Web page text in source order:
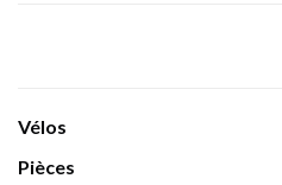
Vélos
Pièces